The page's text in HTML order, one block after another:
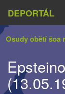
DEPORTÁL
Osudy obětí šoa